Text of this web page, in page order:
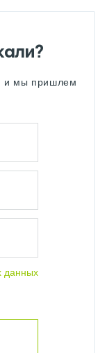
и мы пришлем
данных